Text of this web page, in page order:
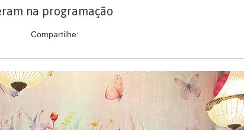
na programação
Compartilhe: